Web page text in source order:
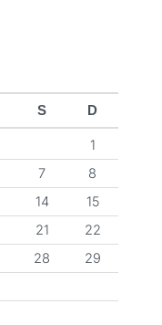
S D
1
7
8
14
15
21
22
28
29